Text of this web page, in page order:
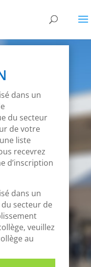
dans un
du secteur
de votre
liste
recevrez
d’inscription
dans un
secteur de
veuillez
au